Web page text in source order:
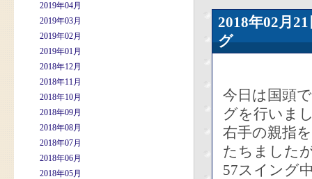
2019年04月
2019年03月
2019年02月
2019年01月
2018年12月
2018年11月
2018年10月
2018年09月
2018年08月
2018年07月
2018年06月
2018年05月
2018年02
グ
今日は国頭
グを行いま
右手の親指
たちました
57スイング